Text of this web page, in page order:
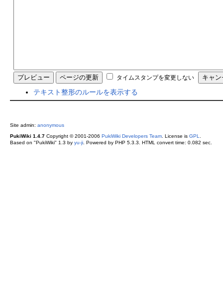
タイムスタンプを変更しない
テキスト整形のルールを表示する
Site admin: anonymous
PukiWiki 1.4.7Copyright © 2001-2006 PukiWiki Developers Team. License is GPL
Based on "PukiWiki" 1.3 by yu-ji. Powered by PHP 5.3.3. HTML convert time: 0.082 sec.